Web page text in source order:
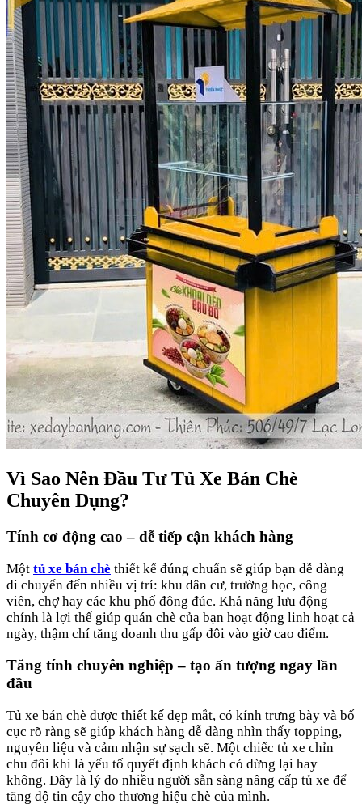
Vì Sao Nên Đầu Tư Tủ Xe Bán Chè
Chuyên Dụng?
Tính cơ động cao – dễ tiếp cận khách hàng
Một tủ xe bán chè thiết kế đúng chuẩn sẽ giúp bạn dễ dàng
di chuyển đến nhiều vị trí: khu dân cư, trường học, công
viên, chợ hay các khu phố đông đúc. Khả năng lưu động
chính là lợi thế giúp quán chè của bạn hoạt động linh hoạt cả
ngày, thậm chí tăng doanh thu gấp đôi vào giờ cao điểm.
Tăng tính chuyên nghiệp – tạo ấn tượng ngay lần
đầu
Tủ xe bán chè được thiết kế đẹp mắt, có kính trưng bày và bố
cục rõ ràng sẽ giúp khách hàng dễ dàng nhìn thấy topping,
nguyên liệu và cảm nhận sự sạch sẽ. Một chiếc tủ xe chỉn
chu đôi khi là yếu tố quyết định khách có dừng lại hay
không. Đây là lý do nhiều người sẵn sàng nâng cấp tủ xe để
tăng độ tin cậy cho thương hiệu chè của mình.